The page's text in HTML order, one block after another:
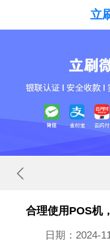
立
合理使用POS机
日期：2024-